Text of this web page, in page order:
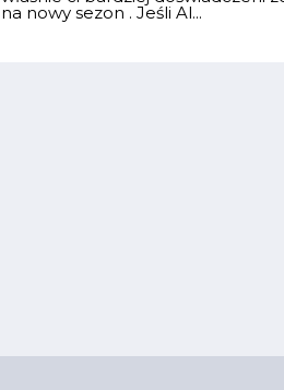
na nowy sezon . Jeśli Al...